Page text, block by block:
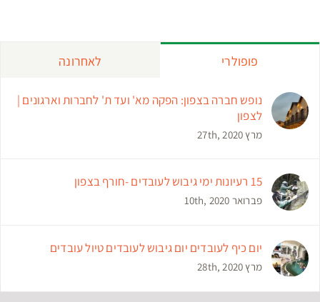
פופולרי לאחרונה
נופש חברה בצפון: הפקה מא' ועד ת' לחברות וארגונים |
לצפון
מרץ 27th, 2020
15 רעיונות ימי גיבוש לעובדים -חורף בצפון
פברואר 10th, 2020
יום כיף לעובדים יום גיבוש לעובדים טיול עובדים
מרץ 28th, 2020